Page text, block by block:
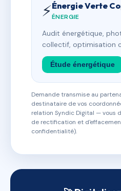
⚡Énergie Verte
ÉNERGIE
Audit énergétique,
collectif, optimisation
Étude énergétique
Demande transmise au
destinataire de vos
relation Syndic Digital — vous
de rectification et
confidentialité).